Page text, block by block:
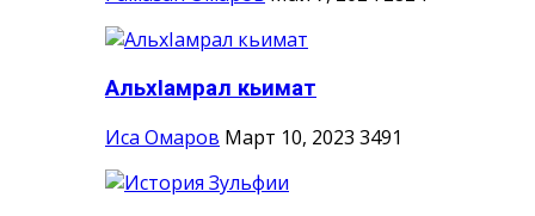
АльхIамрал кьимат
Иса Омаров Март 10, 2023 3491